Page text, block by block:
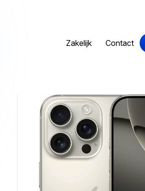
Zakelijk Contact